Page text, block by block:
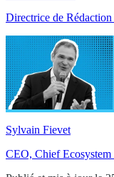
Directrice de
Sylvain Fievet
CEO, Chief